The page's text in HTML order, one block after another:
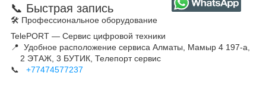
📞 Быстрая запись
🛠 Профессиональное оборудование
TelePORT — Сервис цифровой техники
📍 Удобное расположение сервиса Алматы, Мамыр 4 197-а,
2 ЭТАЖ, 3 БУТИК, Телепорт сервис
📞
+77474577237